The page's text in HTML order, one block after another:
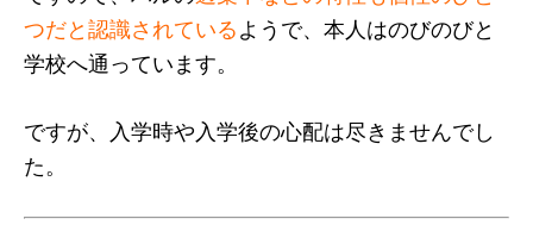
つだと認識されているようで、本人はのびのびと
学校へ通っています。
ですが、入学時や入学後の心配は尽きませんでし
た。